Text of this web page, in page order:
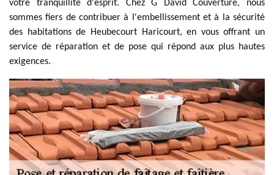
votre tranquillité d'esprit. Chez G David Couverture, nous
sommes fiers de contribuer à l'embellissement et à la sécurité
des habitations de Heubecourt Haricourt, en vous offrant un
service de réparation et de pose qui répond aux plus hautes
exigences.